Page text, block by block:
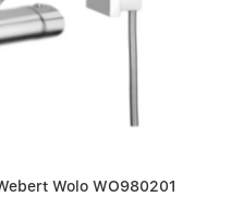
Wolo WO980201